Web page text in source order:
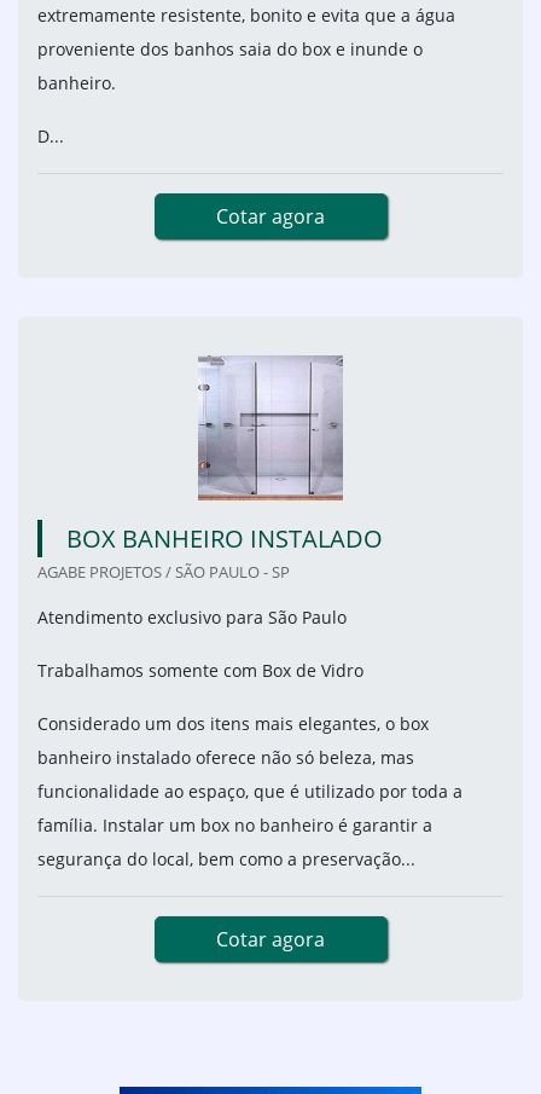
extremamente resistente, bonito e evita que a água
proveniente dos banhos saia do box e inunde o
banheiro.
D...
Cotar agora
BOX BANHEIRO INSTALADO
AGABE PROJETOS / SÃO PAULO - SP
Atendimento exclusivo para São Paulo
Trabalhamos somente com Box de Vidro
Considerado um dos itens mais elegantes, o box
banheiro instalado oferece não só beleza, mas
funcionalidade ao espaço, que é utilizado por toda a
família. Instalar um box no banheiro é garantir a
segurança do local, bem como a preservação...
Cotar agora